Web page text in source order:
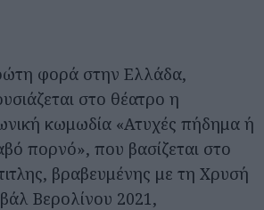
φορά στην Ελλάδα,
στο θέατρο η
κωμωδία «Ατυχές πήδημα ή
πορνό», που βασίζεται στο
βραβευμένης με τη Χρυσή
Βερολίνου 2021,